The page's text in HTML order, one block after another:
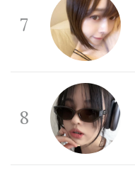
7
8